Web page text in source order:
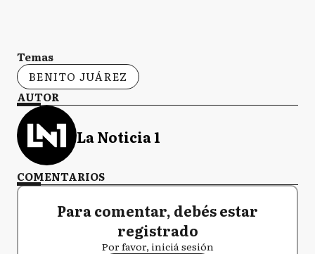
Temas
BENITO JUÁREZ
AUTOR
La Noticia 1
COMENTARIOS
Para comentar, debés estar
registrado
Por favor, iniciá sesión